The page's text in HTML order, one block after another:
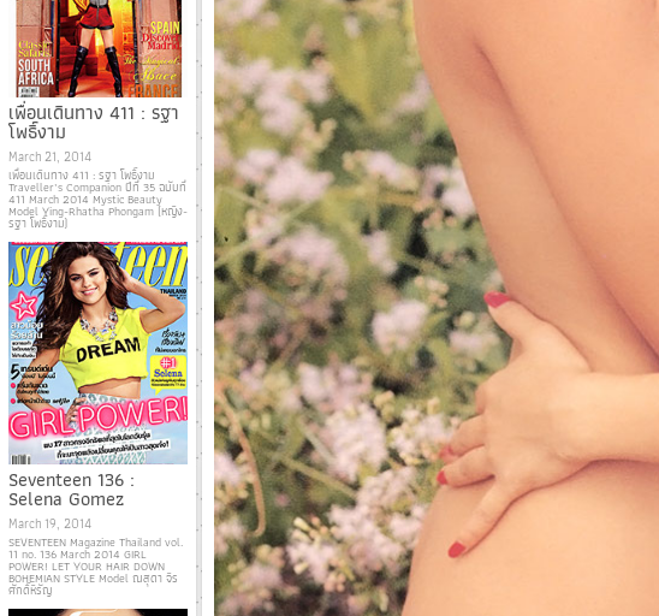
เพื่อนเดินทาง 411 : รฐา
โพธิ์งาม
March 21, 2014
เพื่อนเดินทาง 411 : รฐา โพธิ์งาม
Traveller’s Companion ปีที่ 35 ฉบับที่
411 March 2014 Mystic Beauty
Model Ying-Rhatha Phongam (หญิง-
รฐา โพธิ์งาม)
Seventeen 136 :
Selena Gomez
March 19, 2014
SEVENTEEN Magazine Thailand vol.
11 no. 136 March 2014 GIRL
POWER! LET YOUR HAIR DOWN
BOHEMIAN STYLE Model ณสุดา จิร
ศักดิ์หิรัญ